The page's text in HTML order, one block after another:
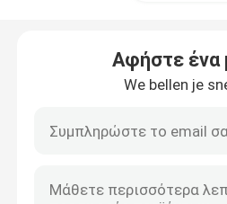
Washable τάπητας
Χαλί πινάκων βελών
Χαλιά σκαλοπατιών μη
Αφήστε ένα
We bellen je